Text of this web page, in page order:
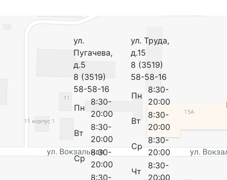
ул.
Пугачева,
д.5
8 (3519)
58-58-16
Пн
8:30-
20:00
Вт
8:30-
20:00
Ср
8:30-
20:00
8:30-
ул. Труда,
д.15
8 (3519)
58-58-16
Пн
8:30-
20:00
Вт
8:30-
20:00
Ср
8:30-
20:00
Чт
8:30-
20:00